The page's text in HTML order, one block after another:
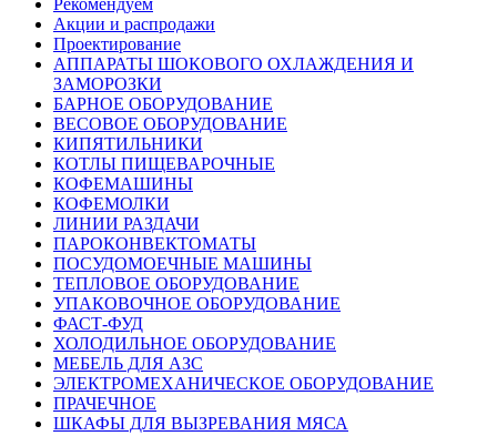
Рекомендуем
Акции и распродажи
Проектирование
АППАРАТЫ ШОКОВОГО ОХЛАЖДЕНИЯ И
ЗАМОРОЗКИ
БАРНОЕ ОБОРУДОВАНИЕ
ВЕСОВОЕ ОБОРУДОВАНИЕ
КИПЯТИЛЬНИКИ
КОТЛЫ ПИЩЕВАРОЧНЫЕ
КОФЕМАШИНЫ
КОФЕМОЛКИ
ЛИНИИ РАЗДАЧИ
ПАРОКОНВЕКТОМАТЫ
ПОСУДОМОЕЧНЫЕ МАШИНЫ
ТЕПЛОВОЕ ОБОРУДОВАНИЕ
УПАКОВОЧНОЕ ОБОРУДОВАНИЕ
ФАСТ-ФУД
ХОЛОДИЛЬНОЕ ОБОРУДОВАНИЕ
МЕБЕЛЬ ДЛЯ АЗС
ЭЛЕКТРОМЕХАНИЧЕСКОЕ ОБОРУДОВАНИЕ
ПРАЧЕЧНОЕ
ШКАФЫ ДЛЯ ВЫЗРЕВАНИЯ МЯСА